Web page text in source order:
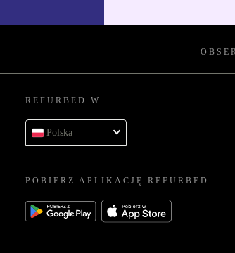
REFURBED W
Polska
POBIERZ APLIKACJĘ REFURBED